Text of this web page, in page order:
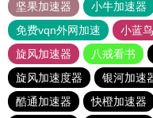
坚果加速器
小牛加速器
免费vqn外网加速
小蓝鸟
旋风加速器
八戒看书
旋风加速度器
银河加速
酷通加速器
快橙加速器